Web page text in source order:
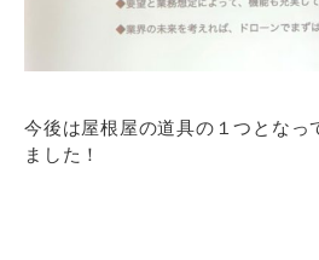
今後は屋根屋の道具の１つとなっ
ました！